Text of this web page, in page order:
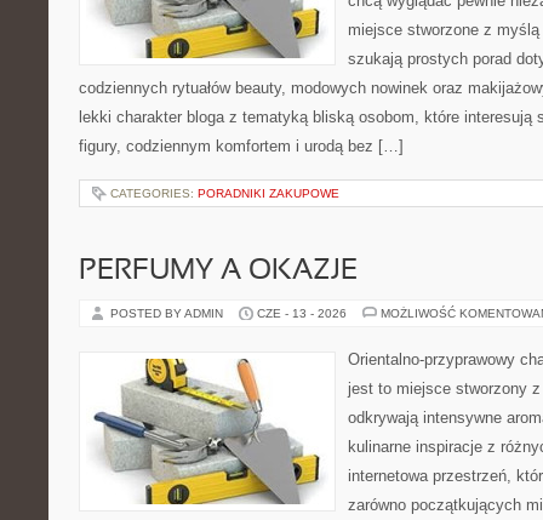
miejsce stworzone z
szukają prostych porad
codziennych rytuałów beauty, modowych nowinek oraz
lekki charakter bloga z tematyką bliską osobom, które interesują
figury, codziennym komfortem i urodą bez […]
CATEGORIES: PORADNIKI ZAKUPOWE
PERFUMY A OKAZJE
POSTED BY ADMIN CZE - 13 - 2026 MOŻLIWOŚĆ
Orientalno-przyprawowy
jest to miejsce stworzony
odkrywają intensywne
kulinarne inspiracje z
internetowa przestrzeń,
zarówno początkujących